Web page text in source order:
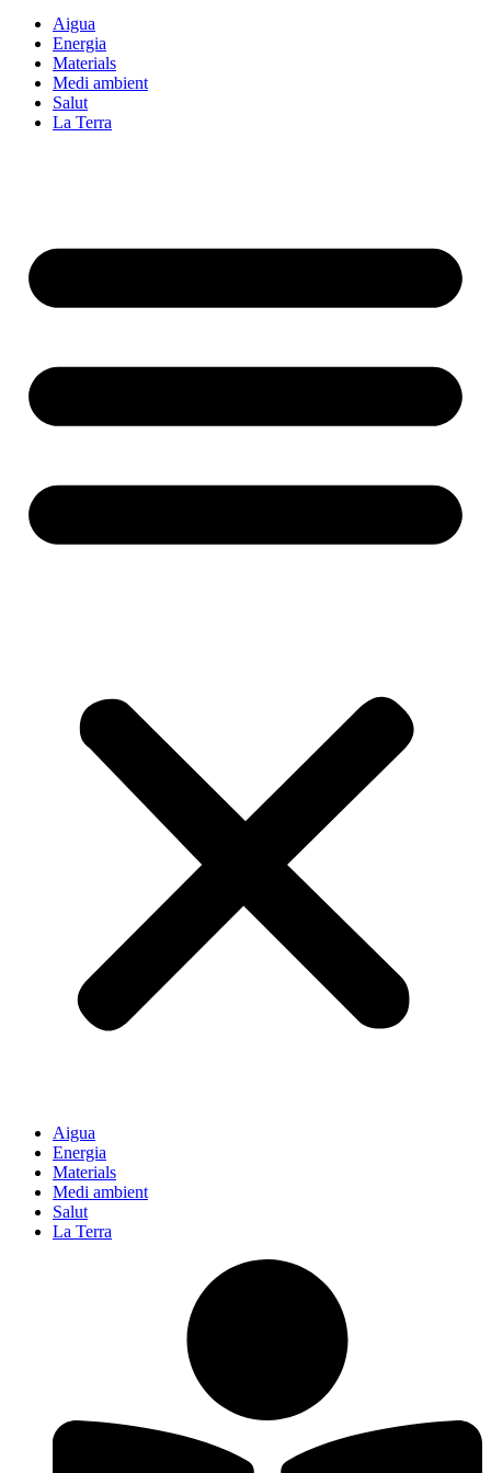
Aigua
Energia
Materials
Medi ambient
Salut
La Terra
Aigua
Energia
Materials
Medi ambient
Salut
La Terra